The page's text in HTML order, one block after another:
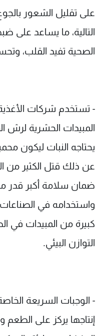
على تقليل الشعور
التالية، ما يساعد على
الصحية تفيد القلب،
- تستخدم شركات
المبيدات الحشرية لرش
يحتاجه النبات ليكون
عن ذلك قتل الكثير من
ضمان سلامة أكبر قدر
واستخدامه في الصناعات
كبيرة من المبيدات في
التوازن البيئي.
- الوجبات السريعة
إنتاجها يركز على